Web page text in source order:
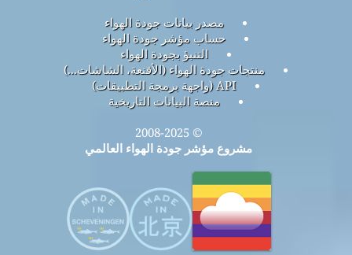
مصدر بيانات جودة الهواء
حساب مؤشر جودة الهواء
التنبؤ بجودة الهواء
منتجات جودة الهواء (الأقنعة، الشاشات...)
API (واجهة برمجة التطبيقات)
منصة البيانات التاريخية
© 2008-2025
مشروع مؤشر جودة الهواء العالمي